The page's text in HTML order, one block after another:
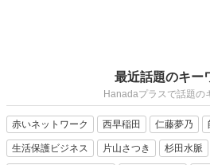
最近話題のキー
Hanadaプラスで話題の
赤いネットワーク 西早稲田 仁藤夢乃
生活保護ビジネス 片山さつき 杉田水脈